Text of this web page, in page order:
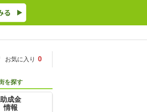
お気に入り 0
を探す
助成金
情報